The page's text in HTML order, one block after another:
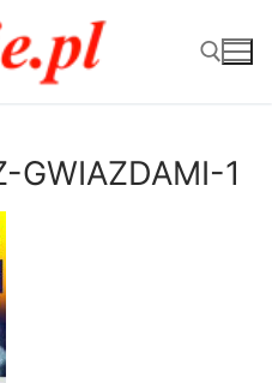
GWIAZDAMI-1